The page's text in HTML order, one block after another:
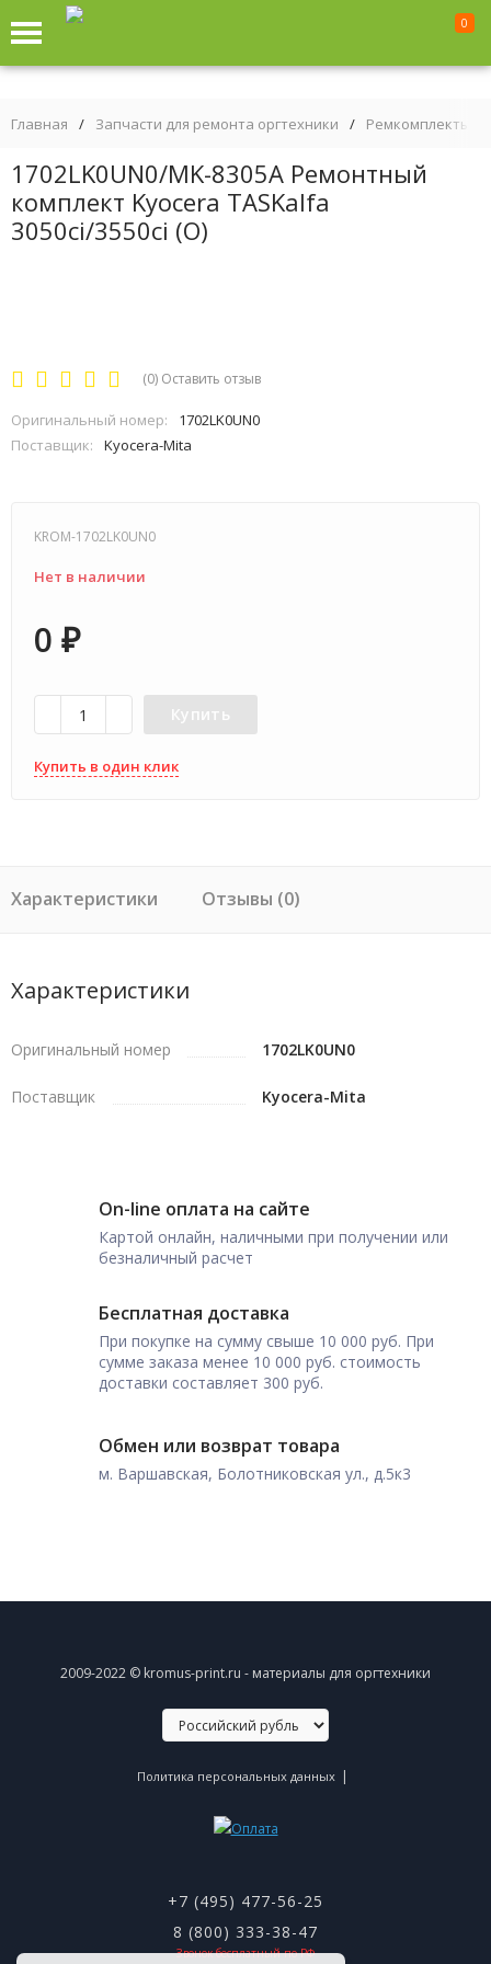
0
Главная / Запчасти для ремонта оргтехники / Ремкомплекты,
1702LK0UN0/MK-8305A Ремонтный
комплект Kyocera TASKalfa
3050ci/3550ci (O)
(0) Оставить отзыв
Оригинальный номер:
1702LK0UN0
Поставщик:
Kyocera-Mita
KROM-1702LK0UN0
Нет в наличии
0 ₽
Купить
Купить в один клик
Характеристики Отзывы (0)
Характеристики
Оригинальный номер 1702LK0UN0
Поставщик Kyocera-Mita
On-line оплата на сайте
Картой онлайн, наличными при получении или
безналичный расчет
Бесплатная доставка
При покупке на сумму свыше 10 000 руб. При
сумме заказа менее 10 000 руб. стоимость
доставки составляет 300 руб.
Обмен или возврат товара
м. Варшавская, Болотниковская ул., д.5к3
2009-2022 © kromus-print.ru - материалы для оргтехники
Политика персональных данных |
+7 (495) 477-56-25
8 (800) 333-38-47
Звонок бесплатный по РФ